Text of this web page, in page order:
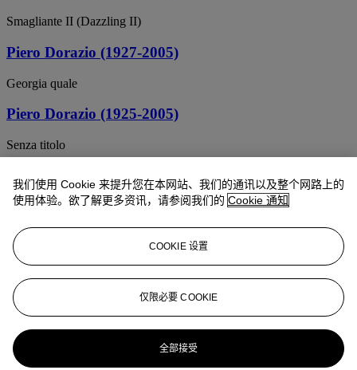
Smagliante II (Dazzling II)
Piero Dorazio (1927-2005)
Georgia quale
Piero Dorazio (1925-2005)
Senza titolo
Piero Dorazio (1927-2005)
From Now On
Piero Dorazio (1927-2005)
Even Bands
Piero Dorazio (1927-2005)
Intermittent
Piero Dorazio (1927-2005)
我们使用 Cookie 来提升您在本网站、我们的通讯以及整个网路上的
使用体验。欲了解更多资讯，请参阅我们的 Cookie 通知
COOKIE 设置
仅限必要 COOKIE
全部接受